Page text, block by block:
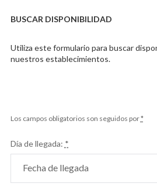
BUSCAR DISPONIBILIDAD
Utiliza este formulario para buscar
nuestros establecimientos.
Los campos obligatorios son seguidos por*
Día de llegada: *